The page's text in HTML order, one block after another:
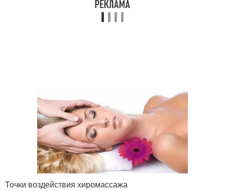
Точки воздействия хиромассажа